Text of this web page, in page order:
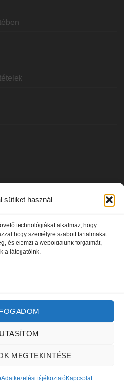
sütiket használ
technológiákat alkalmaz, hogy
hogy személyre szabott tartalmakat
és elemzi a weboldalunk forgalmát,
a látogatóink.
MEGTEKINTÉSE
Adatkezelési tájékoztatóKapcsolat
©MatracExpress